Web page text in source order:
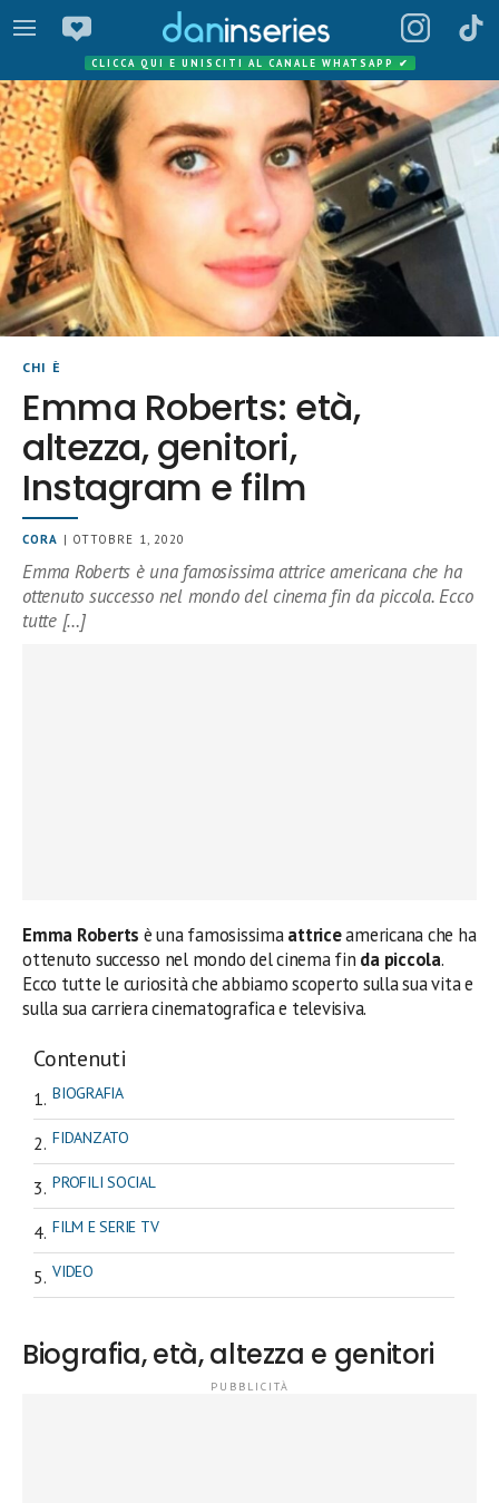
CLICCA QUI E UNISCITI AL CANALE WHATSAPP ✔
CHI È
Emma Roberts: età,
altezza, genitori,
Instagram e film
CORA | OTTOBRE 1, 2020
Emma Roberts è una famosissima attrice americana che ha
ottenuto successo nel mondo del cinema fin da piccola. Ecco
tutte […]
Emma Roberts è una famosissimaattriceamericana che ha
ottenuto successo nel mondo del cinema fin da piccola.
Ecco tutte le curiosità che abbiamo scoperto sulla sua vita e
sulla sua carriera cinematografica e televisiva.
Contenuti
BIOGRAFIA
FIDANZATO
PROFILI SOCIAL
FILM E SERIE TV
VIDEO
Biografia, età, altezza e genitori